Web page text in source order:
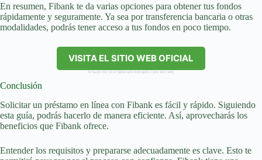
En resumen, Fibank te da varias opciones para obtener tus fondos
rápidamente y seguramente. Ya sea por transferencia bancaria o otras
modalidades, podrás tener acceso a tus fondos en poco tiempo.
VISITA EL SITIO WEB OFICIAL
Al hacer clic en el botón será redirigido a otro sitio web.
Conclusión
Solicitar un préstamo en línea con Fibank es fácil y rápido. Siguiendo
esta guía, podrás hacerlo de manera eficiente. Así, aprovecharás los
beneficios que Fibank ofrece.
Entender los requisitos y prepararse adecuadamente es clave. Esto te